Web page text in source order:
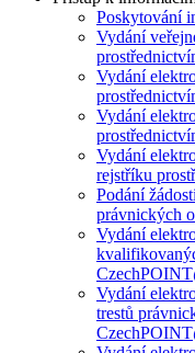
Poskytování
Vydání
Vydání
Vydání
Vydání
rejstříku
Podání
právnických
Vydání
Vydání
trestů